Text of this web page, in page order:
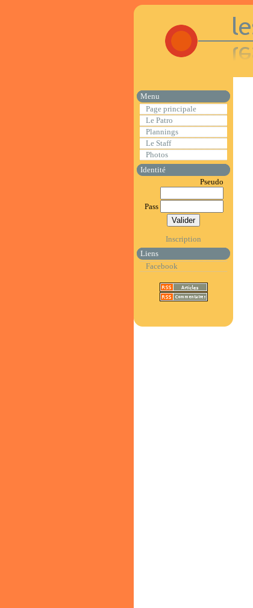
Menu
Page principale
Le Patro
Plannings
Le Staff
Photos
Identité
Pseudo
Pass
Inscription
Liens
Facebook